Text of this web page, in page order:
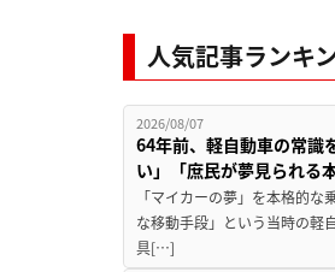
人気記事ランキ
2026/08/07
64年前、軽自動車の常識
い」「庶民が夢見られる
「マイカーの夢」を本格的
な移動手段」という当時の軽
具[…]